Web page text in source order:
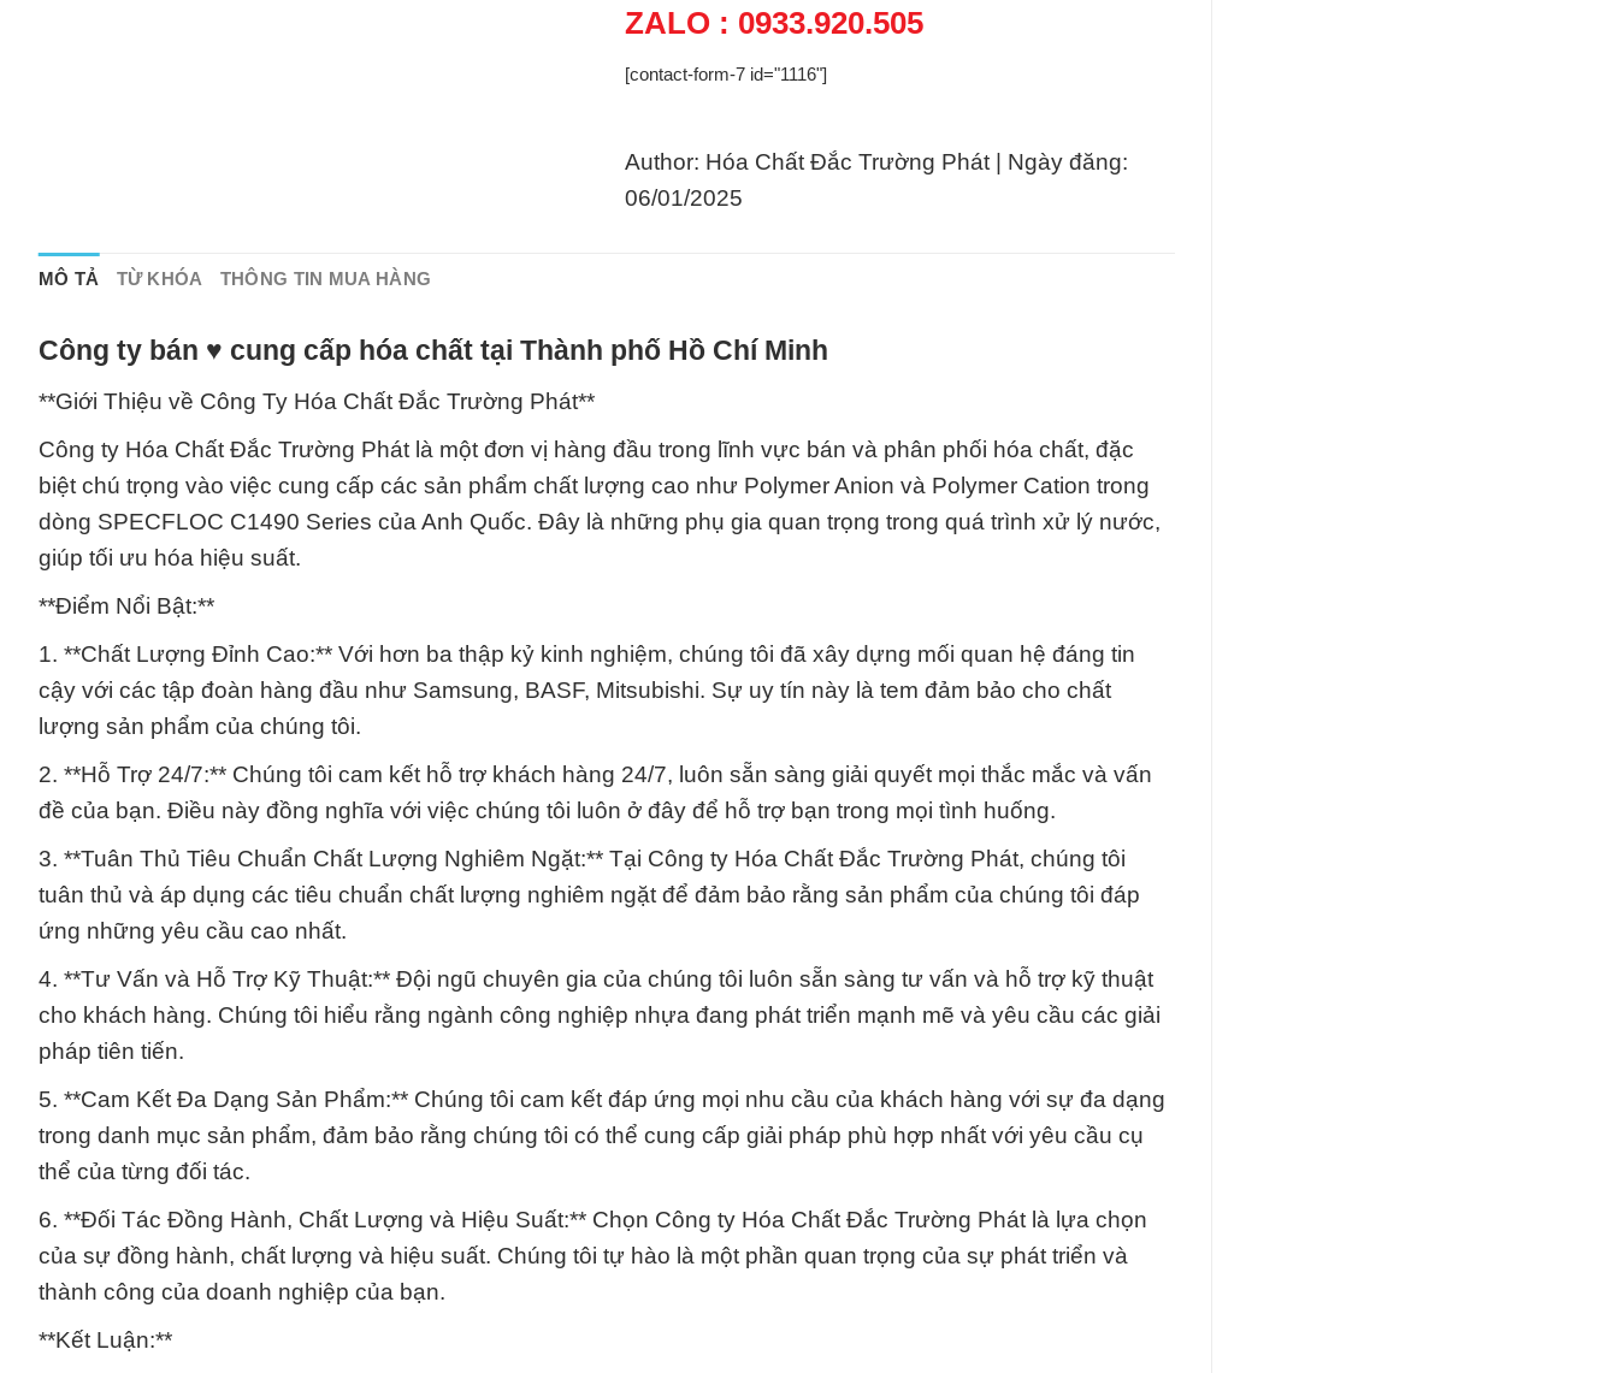
ZALO : 0933.920.505
[contact-form-7 id="1116"]
Author: Hóa Chất Đắc Trường Phát | Ngày đăng:
06/01/2025
MÔ TẢ TỪ KHÓA THÔNG TIN MUA HÀNG
Công ty bán ♥ cung cấp hóa chất tại Thành phố Hồ Chí Minh
**Giới Thiệu về Công Ty Hóa Chất Đắc Trường Phát**
Công ty Hóa Chất Đắc Trường Phát là một đơn vị hàng đầu trong lĩnh vực bán và phân phối hóa chất, đặc
biệt chú trọng vào việc cung cấp các sản phẩm chất lượng cao như Polymer Anion và Polymer Cation trong
dòng SPECFLOC C1490 Series của Anh Quốc. Đây là những phụ gia quan trọng trong quá trình xử lý nước,
giúp tối ưu hóa hiệu suất.
**Điểm Nổi Bật:**
1. **Chất Lượng Đỉnh Cao:** Với hơn ba thập kỷ kinh nghiệm, chúng tôi đã xây dựng mối quan hệ đáng tin
cậy với các tập đoàn hàng đầu như Samsung, BASF, Mitsubishi. Sự uy tín này là tem đảm bảo cho chất
lượng sản phẩm của chúng tôi.
2. **Hỗ Trợ 24/7:** Chúng tôi cam kết hỗ trợ khách hàng 24/7, luôn sẵn sàng giải quyết mọi thắc mắc và vấn
đề của bạn. Điều này đồng nghĩa với việc chúng tôi luôn ở đây để hỗ trợ bạn trong mọi tình huống.
3. **Tuân Thủ Tiêu Chuẩn Chất Lượng Nghiêm Ngặt:** Tại Công ty Hóa Chất Đắc Trường Phát, chúng tôi
tuân thủ và áp dụng các tiêu chuẩn chất lượng nghiêm ngặt để đảm bảo rằng sản phẩm của chúng tôi đáp
ứng những yêu cầu cao nhất.
4. **Tư Vấn và Hỗ Trợ Kỹ Thuật:** Đội ngũ chuyên gia của chúng tôi luôn sẵn sàng tư vấn và hỗ trợ kỹ thuật
cho khách hàng. Chúng tôi hiểu rằng ngành công nghiệp nhựa đang phát triển mạnh mẽ và yêu cầu các giải
pháp tiên tiến.
5. **Cam Kết Đa Dạng Sản Phẩm:** Chúng tôi cam kết đáp ứng mọi nhu cầu của khách hàng với sự đa dạng
trong danh mục sản phẩm, đảm bảo rằng chúng tôi có thể cung cấp giải pháp phù hợp nhất với yêu cầu cụ
thể của từng đối tác.
6. **Đối Tác Đồng Hành, Chất Lượng và Hiệu Suất:** Chọn Công ty Hóa Chất Đắc Trường Phát là lựa chọn
của sự đồng hành, chất lượng và hiệu suất. Chúng tôi tự hào là một phần quan trọng của sự phát triển và
thành công của doanh nghiệp của bạn.
**Kết Luận:**